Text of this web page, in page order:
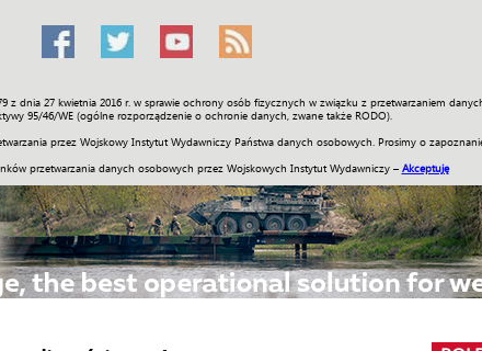
z dnia 27 kwietnia 2016 r. w sprawie ochrony osób fizycznych w związku z przetwarzaniem
95/46/WE (ogólne rozporządzenie o ochronie danych, zwane także RODO).
przez Wojskowy Instytut Wydawniczy Państwa danych osobowych. Prosimy o
przetwarzania danych osobowych przez Wojskowych Instytut Wydawniczy – Akceptuję
Sport Historia Galerie Wideo ENGLISH SKLEP